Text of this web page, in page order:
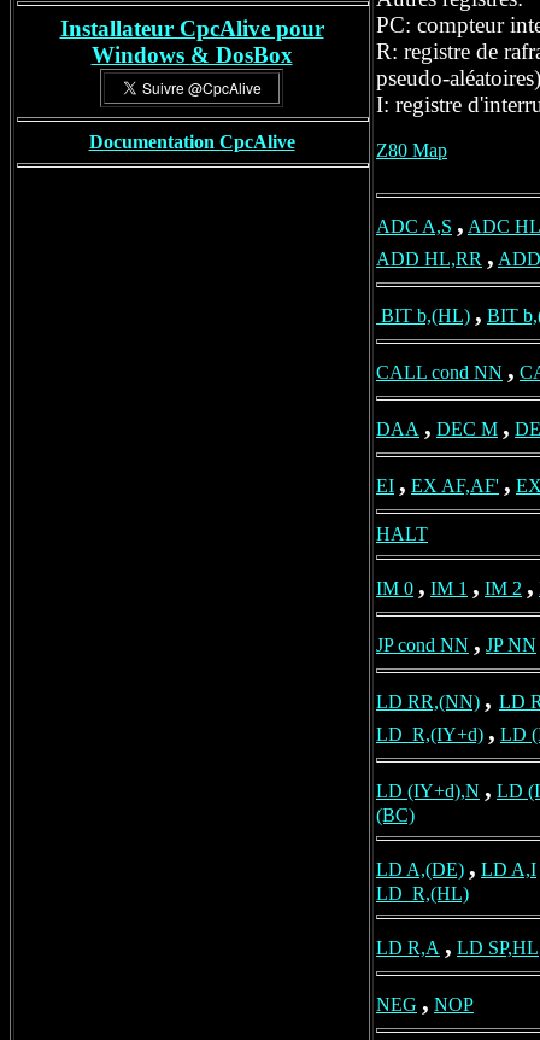
Installateur CpcAlive pour
Windows & DosBox
Documentation CpcAlive
PC: compteur
R: registre de
pseudo-
I: registre
Z80 Map
ADC A,S , ADC
ADD HL,RR ,
BIT b,(HL) , BIT
CALL cond NN ,
DAA , DEC M ,
EI , EX AF,AF' ,
HALT
IM 0 , IM 1 , IM 2 ,
JP cond NN , JP NN
LD RR,(NN) , LD
LD_R,(IY+d) , LD
LD (IY+d),N , LD
(BC)
LD A,(DE) , LD A,I
LD_R,(HL)
LD R,A , LD SP,HL
NEG , NOP